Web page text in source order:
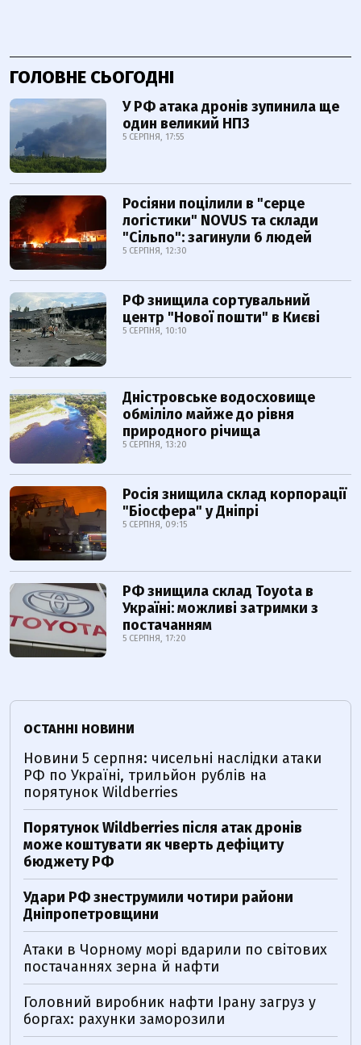
ГОЛОВНЕ СЬОГОДНІ
У РФ атака дронів зупинила ще
один великий НПЗ
5 СЕРПНЯ, 17:55
Росіяни поцілили в "серце
логістики" NOVUS та склади
"Сільпо": загинули 6 людей
5 СЕРПНЯ, 12:30
РФ знищила сортувальний
центр "Нової пошти" в Києві
5 СЕРПНЯ, 10:10
Дністровське водосховище
обміліло майже до рівня
природного річища
5 СЕРПНЯ, 13:20
Росія знищила склад корпорації
"Біосфера" у Дніпрі
5 СЕРПНЯ, 09:15
РФ знищила склад Toyota в
Україні: можливі затримки з
постачанням
5 СЕРПНЯ, 17:20
ОСТАННІ НОВИНИ
Новини 5 серпня: чисельні наслідки атаки
РФ по Україні, трильйон рублів на
порятунок Wildberries
Порятунок Wildberries після атак дронів
може коштувати як чверть дефіциту
бюджету РФ
Удари РФ знеструмили чотири райони
Дніпропетровщини
Атаки в Чорному морі вдарили по світових
постачаннях зерна й нафти
Головний виробник нафти Ірану загруз у
боргах: рахунки заморозили